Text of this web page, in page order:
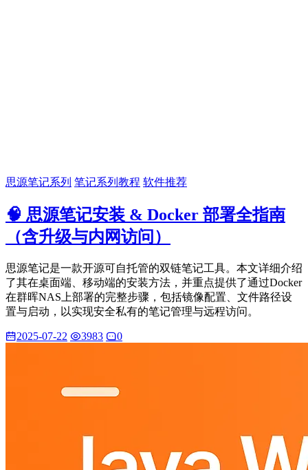
思源笔记系列 笔记系列教程 软件推荐
🧠 思源笔记安装 & Docker 部署全指南
（含升级与内网访问）
思源笔记是一款开源可自托管的双链笔记工具。本文详细介绍
了其在桌面端、移动端的安装方法，并重点提供了通过Docker
在群晖NAS上部署的完整步骤，包括镜像配置、文件路径设
置与启动，以实现安全私有的笔记管理与远程访问。
2025-07-22 3983 0